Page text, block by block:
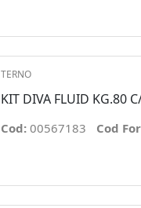
TERNO
KIT DIVA FLUID KG.80
Cod: 00567183 Cod